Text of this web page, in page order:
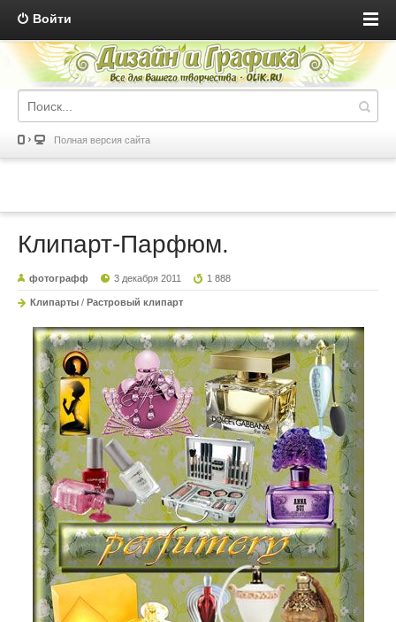
Войти
Полная версия сайта
Клипарт-Парфюм.
фотографф 3 декабря 2011 1 888
Клипарты / Растровый клипарт